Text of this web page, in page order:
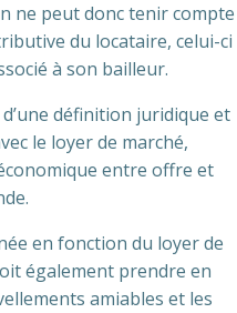
ne peut donc tenir compte
du locataire, celui-ci
à son bailleur.
définition juridique et
le loyer de marché,
entre offre et
en fonction du loyer de
également prendre en
amiables et les